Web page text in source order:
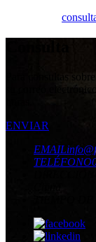
Para consultas
su correo
ENVIAR
EMAIL
TELÉFONO